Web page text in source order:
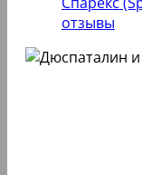
отзывы